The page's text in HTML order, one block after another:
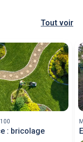
Tout voir
: bricolage